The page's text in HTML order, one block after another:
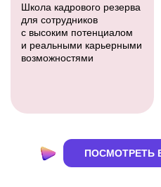
Школа кадрового резерва
для сотрудников
с высоким потенциалом
и реальными карьерными
возможностями
ПОСМОТРЕТЬ